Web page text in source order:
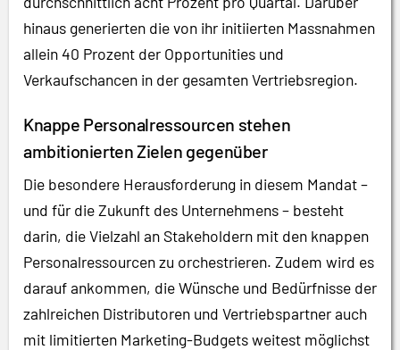
hinaus generierten die von ihr initiierten Massnahmen
allein 40 Prozent der Opportunities und
Verkaufschancen in der gesamten Vertriebsregion.
Knappe Personalressourcen stehen
ambitionierten Zielen gegenüber
Die besondere Herausforderung in diesem Mandat –
und für die Zukunft des Unternehmens – besteht
darin, die Vielzahl an Stakeholdern mit den knappen
Personalressourcen zu orchestrieren. Zudem wird es
darauf ankommen, die Wünsche und Bedürfnisse der
zahlreichen Distributoren und Vertriebspartner auch
mit limitierten Marketing-Budgets weitest möglichst